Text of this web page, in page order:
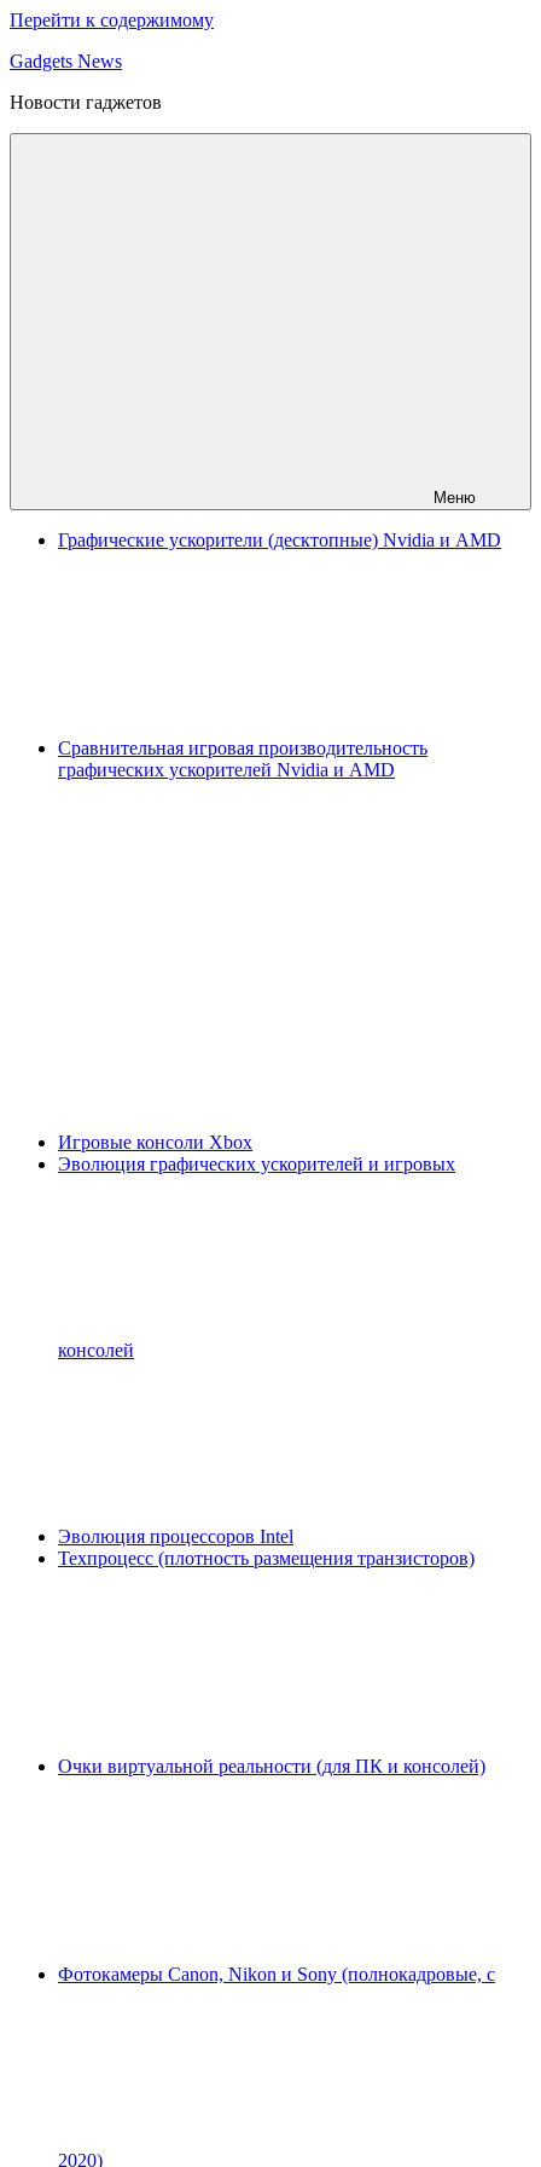
Перейти к содержимому
Gadgets News
Новости гаджетов
Меню
Графические ускорители (десктопные) Nvidia и AMD
Сравнительная игровая производительность
графических ускорителей Nvidia и AMD
Игровые консоли Xbox
Эволюция графических ускорителей и игровых
консолей
Эволюция процессоров Intel
Техпроцесс (плотность размещения транзисторов)
Очки виртуальной реальности (для ПК и консолей)
Фотокамеры Canon, Nikon и Sony (полнокадровые, с
2020)